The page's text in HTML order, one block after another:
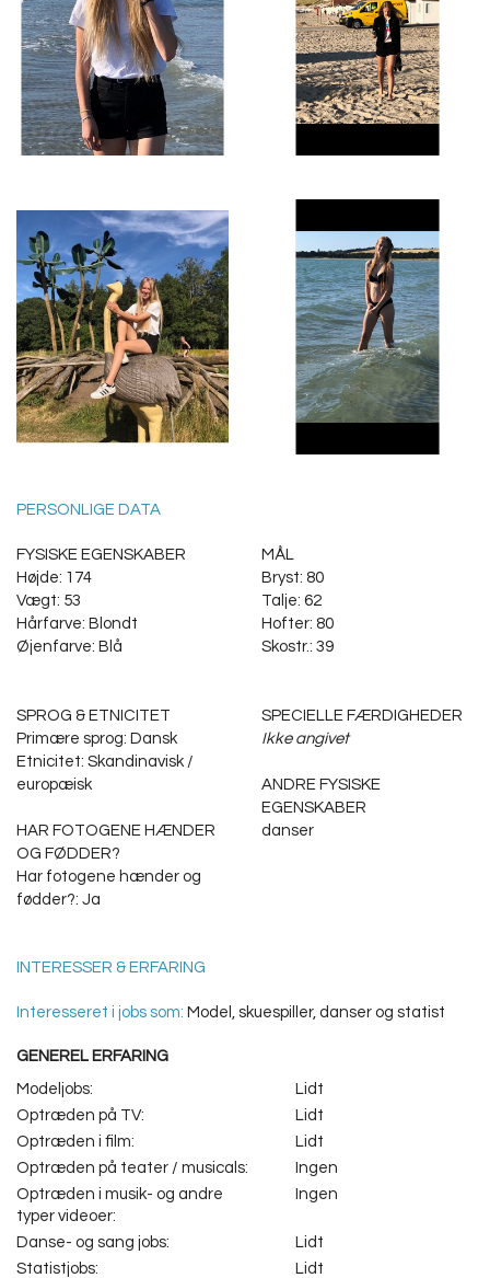
PERSONLIGE DATA
FYSISKE EGENSKABER
Højde: 174
Vægt: 53
Hårfarve: Blondt
Øjenfarve: Blå
MÅL
Bryst: 80
Talje: 62
Hofter: 80
Skostr.: 39
SPROG & ETNICITET
Primære sprog: Dansk
Etnicitet: Skandinavisk /
europæisk
HAR FOTOGENE HÆNDER
OG FØDDER?
Har fotogene hænder og
fødder?: Ja
SPECIELLE FÆRDIGHEDER
Ikke angivet
ANDRE FYSISKE
EGENSKABER
danser
INTERESSER & ERFARING
Interesseret i jobs som: Model, skuespiller, danser og statist
GENEREL ERFARING
Modeljobs:
Lidt
Optræden på TV:
Lidt
Optræden i film:
Lidt
Optræden på teater / musicals:
Ingen
Optræden i musik- og andre
typer videoer:
Ingen
Danse- og sang jobs:
Lidt
Statistjobs:
Lidt